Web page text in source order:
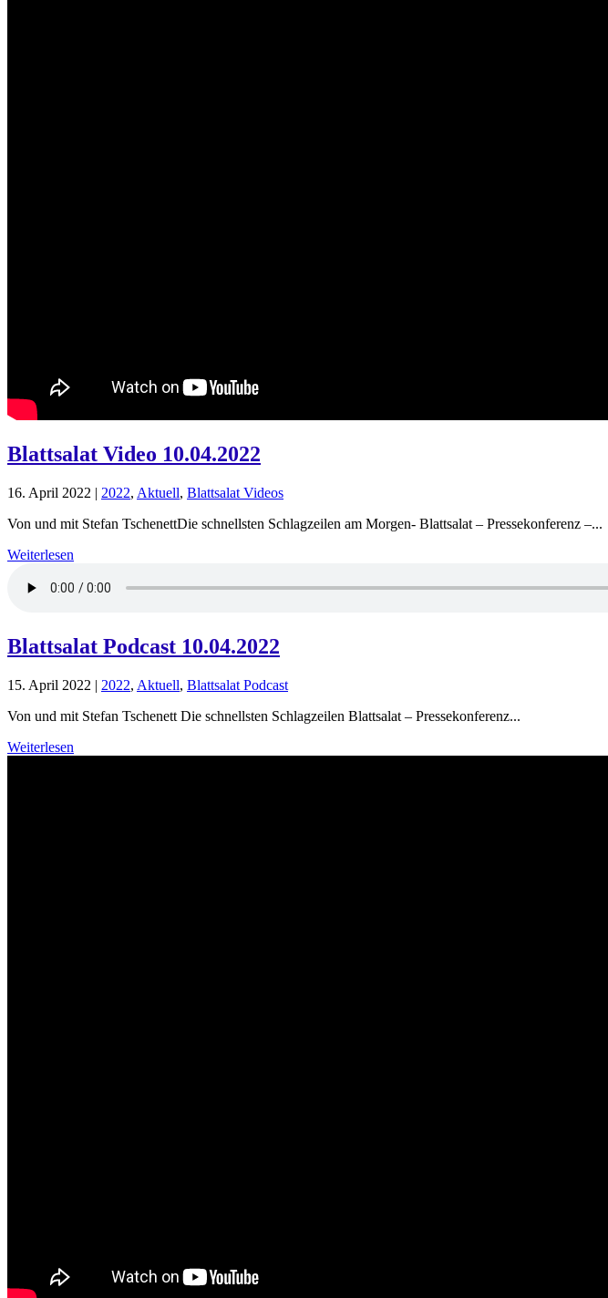
Blattsalat Video 10.04.2022
16. April 2022 | 2022, Aktuell, Blattsalat Videos
Von und mit Stefan TschenettDie schnellsten Schlagzeilen am Morgen- Blattsalat – Pressekonferenz –...
Weiterlesen
Blattsalat Podcast 10.04.2022
15. April 2022 | 2022, Aktuell, Blattsalat Podcast
Von und mit Stefan Tschenett Die schnellsten Schlagzeilen Blattsalat – Pressekonferenz...
Weiterlesen